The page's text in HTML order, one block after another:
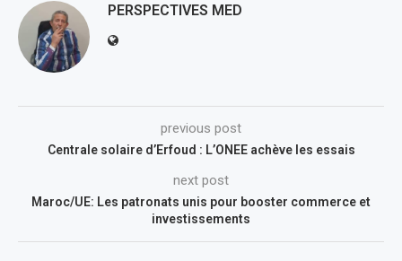
PERSPECTIVES MED
previous post
Centrale solaire d’Erfoud : L’ONEE achève les essais
next post
Maroc/UE: Les patronats unis pour booster commerce et
investissements